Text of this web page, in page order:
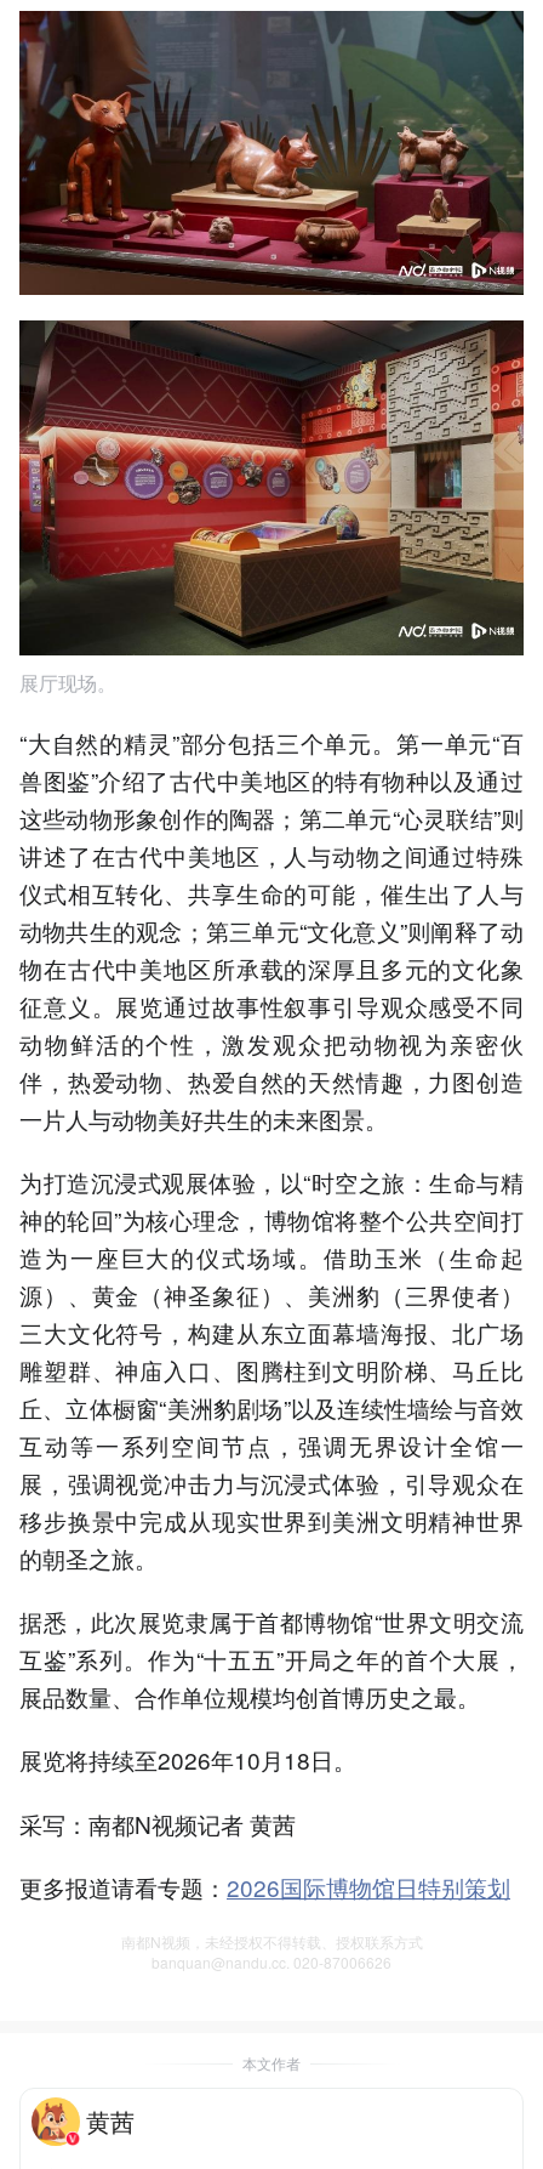
展厅现场。
“大自然的精灵”部分包括三个单元。第一单元“百
兽图鉴”介绍了古代中美地区的特有物种以及通过
这些动物形象创作的陶器；第二单元“心灵联结”则
讲述了在古代中美地区，人与动物之间通过特殊
仪式相互转化、共享生命的可能，催生出了人与
动物共生的观念；第三单元“文化意义”则阐释了动
物在古代中美地区所承载的深厚且多元的文化象
征意义。展览通过故事性叙事引导观众感受不同
动物鲜活的个性，激发观众把动物视为亲密伙
伴，热爱动物、热爱自然的天然情趣，力图创造
一片人与动物美好共生的未来图景。
为打造沉浸式观展体验，以“时空之旅：生命与精
神的轮回”为核心理念，博物馆将整个公共空间打
造为一座巨大的仪式场域。借助玉米（生命起
源）、黄金（神圣象征）、美洲豹（三界使者）
三大文化符号，构建从东立面幕墙海报、北广场
雕塑群、神庙入口、图腾柱到文明阶梯、马丘比
丘、立体橱窗“美洲豹剧场”以及连续性墙绘与音效
互动等一系列空间节点，强调无界设计全馆一
展，强调视觉冲击力与沉浸式体验，引导观众在
移步换景中完成从现实世界到美洲文明精神世界
的朝圣之旅。
据悉，此次展览隶属于首都博物馆“世界文明交流
互鉴”系列。作为“十五五”开局之年的首个大展，
展品数量、合作单位规模均创首博历史之最。
展览将持续至2026年10月18日。
采写：南都N视频记者 黄茜
更多报道请看专题： 2026国际博物馆日特别策划
南都N视频，未经授权不得转载、授权联系方式
banquan@nandu.cc. 020-87006626
本文作者
黄茜